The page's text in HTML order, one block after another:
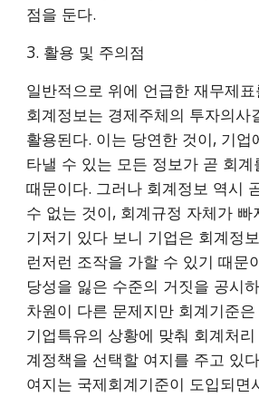
점을 둔다.
3. 활용 및 주의점
일반적으로 위에 언급한 재무제
회계정보는 경제주체의 투자의사
활용된다. 이는 당연한 것이, 기
타낼 수 있는 모든 정보가 곧 회계
때문이다. 그러나 회계정보 역시
수 없는 것이, 회계규정 자체가 빠
기저기 있다 보니 기업은 회계정
런저런 조작을 가할 수 있기 때문
당성을 잃은 수준의 거짓을 공시
차원이 다른 문제지만 회계기준
기업특유의 상황에 맞춰 회계처
계정책을 선택할 여지를 주고 있
여지는 국제회계기준이 도입되면